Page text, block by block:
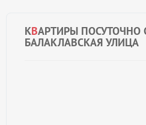
КВАРТИРЫ ПОСУТОЧНО
БАЛАКЛАВСКАЯ УЛИЦА